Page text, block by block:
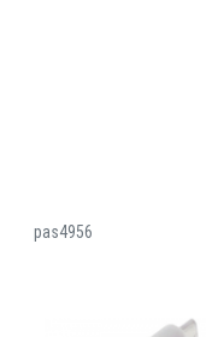
pas4956